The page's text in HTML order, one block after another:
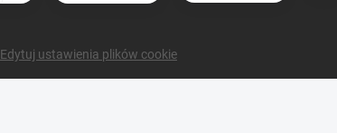
Edytuj ustawienia plików cookie